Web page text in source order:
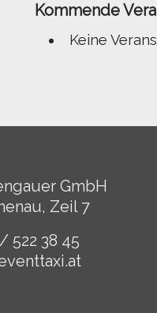
Kommende
Keine
GmbH
Zeil 7
522 38 45